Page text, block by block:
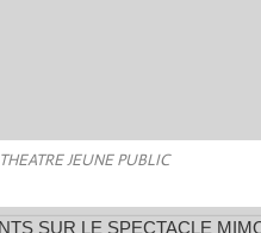
THEATRE JEUNE PUBLIC